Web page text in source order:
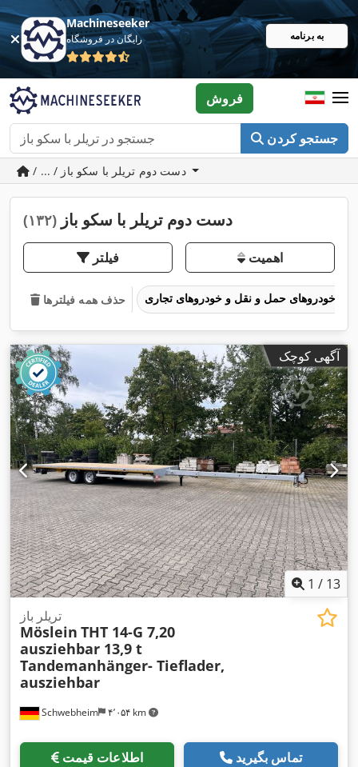
Machineseeker
رایگان در فروشگاه به برنامه
جستجو کردن
فروش
/ ... / دست دوم تریلر با سکو باز
دست دوم تریلر با سکو باز (۱۳۲)
فیلتر اهمیت
حذف همه فیلترها
آگهی کوچک
1 / 13
Schwebheim ۴٬۰۵۴ km
تریلر باز
Möslein THT 14-G 7,20
ausziehbar 13,9 t
Tandemanhänger- Tieflader,
ausziehbar
اطلاعات قیمت تماس بگیرید